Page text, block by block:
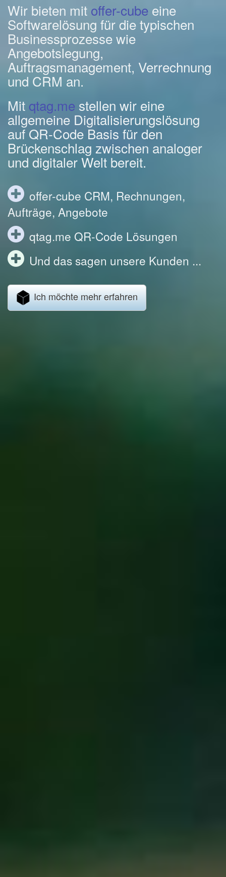
Wir bieten mit offer-cube eine
Softwarelösung für die typischen
Businessprozesse wie
Angebotslegung,
Auftragsmanagement, Verrechnung
und CRM an.
Mit qtag.me stellen wir eine
allgemeine Digitalisierungslösung
auf QR-Code Basis für den
Brückenschlag zwischen analoger
und digitaler Welt bereit.
offer-cube CRM, Rechnungen,
Aufträge, Angebote
qtag.me QR-Code Lösungen
Und das sagen unsere Kunden ...
Ich möchte mehr erfahren